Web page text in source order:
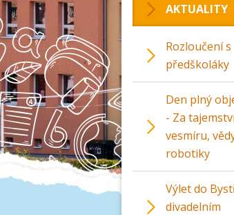
AKTUALITY
Rozloučení s
předškoláky
Den plný
- Za
vesmíru,
robotiky
Výlet do
divadelním